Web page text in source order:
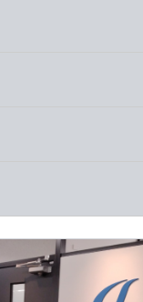
ム
ム
ステム
音声合成システム
の事例の場合
社規定により決定
円（基本給）